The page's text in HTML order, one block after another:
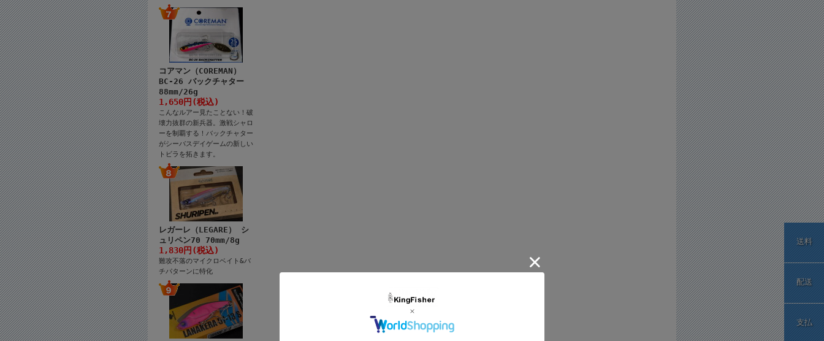
コアマン（COREMAN）
BC-26 バックチャター
88mm/26g
1,650円(税込)
こんなルアー見たことない！破
壊力抜群の新兵器。激戦シャロ
ーを制覇する！バックチャター
がシーバスデイゲームの新しい
トビラを拓きます。
レガーレ（LEGARE） シ
ュリペン70 70mm/8g
1,830円(税込)
難攻不落のマイクロベイト&バ
チパターンに特化
送料
配送
支払